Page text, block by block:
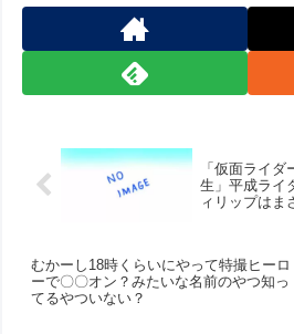
「仮面ライ
生」平成ラ
ィリップはま
むかーし18時くらいにやって特撮ヒーロ
ーで〇〇オン？みたいな名前のやつ知っ
てるやついない？